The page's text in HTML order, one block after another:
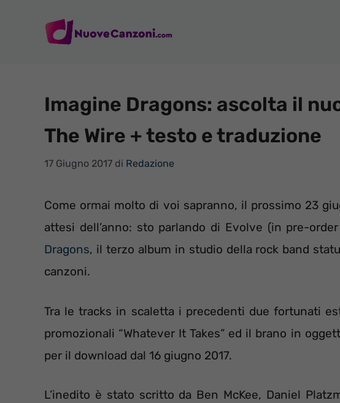
Imagine Dragons: ascolta il
The Wire + testo e traduzione
17 Giugno 2017 di Redazione
Come ormai molto di voi sapranno, il prossimo 23
attesi dell’anno: sto parlando di Evolve (in pre-
Dragons, il terzo album in studio della rock band
canzoni.
Tra le tracks in scaletta i precedenti due fortunati
promozionali “Whatever It Takes” ed il brano in
per il download dal 16 giugno 2017.
L’inedito è stato scritto da Ben McKee, Daniel